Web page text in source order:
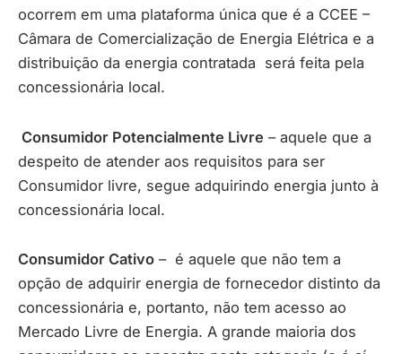
ocorrem em uma plataforma única que é a CCEE –
Câmara de Comercialização de Energia Elétrica e a
distribuição da energia contratada será feita pela
concessionária local.
Consumidor Potencialmente Livre – aquele que a
despeito de atender aos requisitos para ser
Consumidor livre, segue adquirindo energia junto à
concessionária local.
Consumidor Cativo – é aquele que não tem a
opção de adquirir energia de fornecedor distinto da
concessionária e, portanto, não tem acesso ao
Mercado Livre de Energia. A grande maioria dos